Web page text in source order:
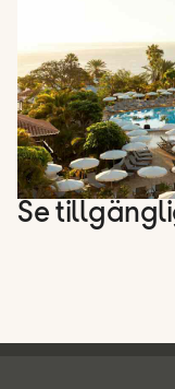
Se bilder & film
Se